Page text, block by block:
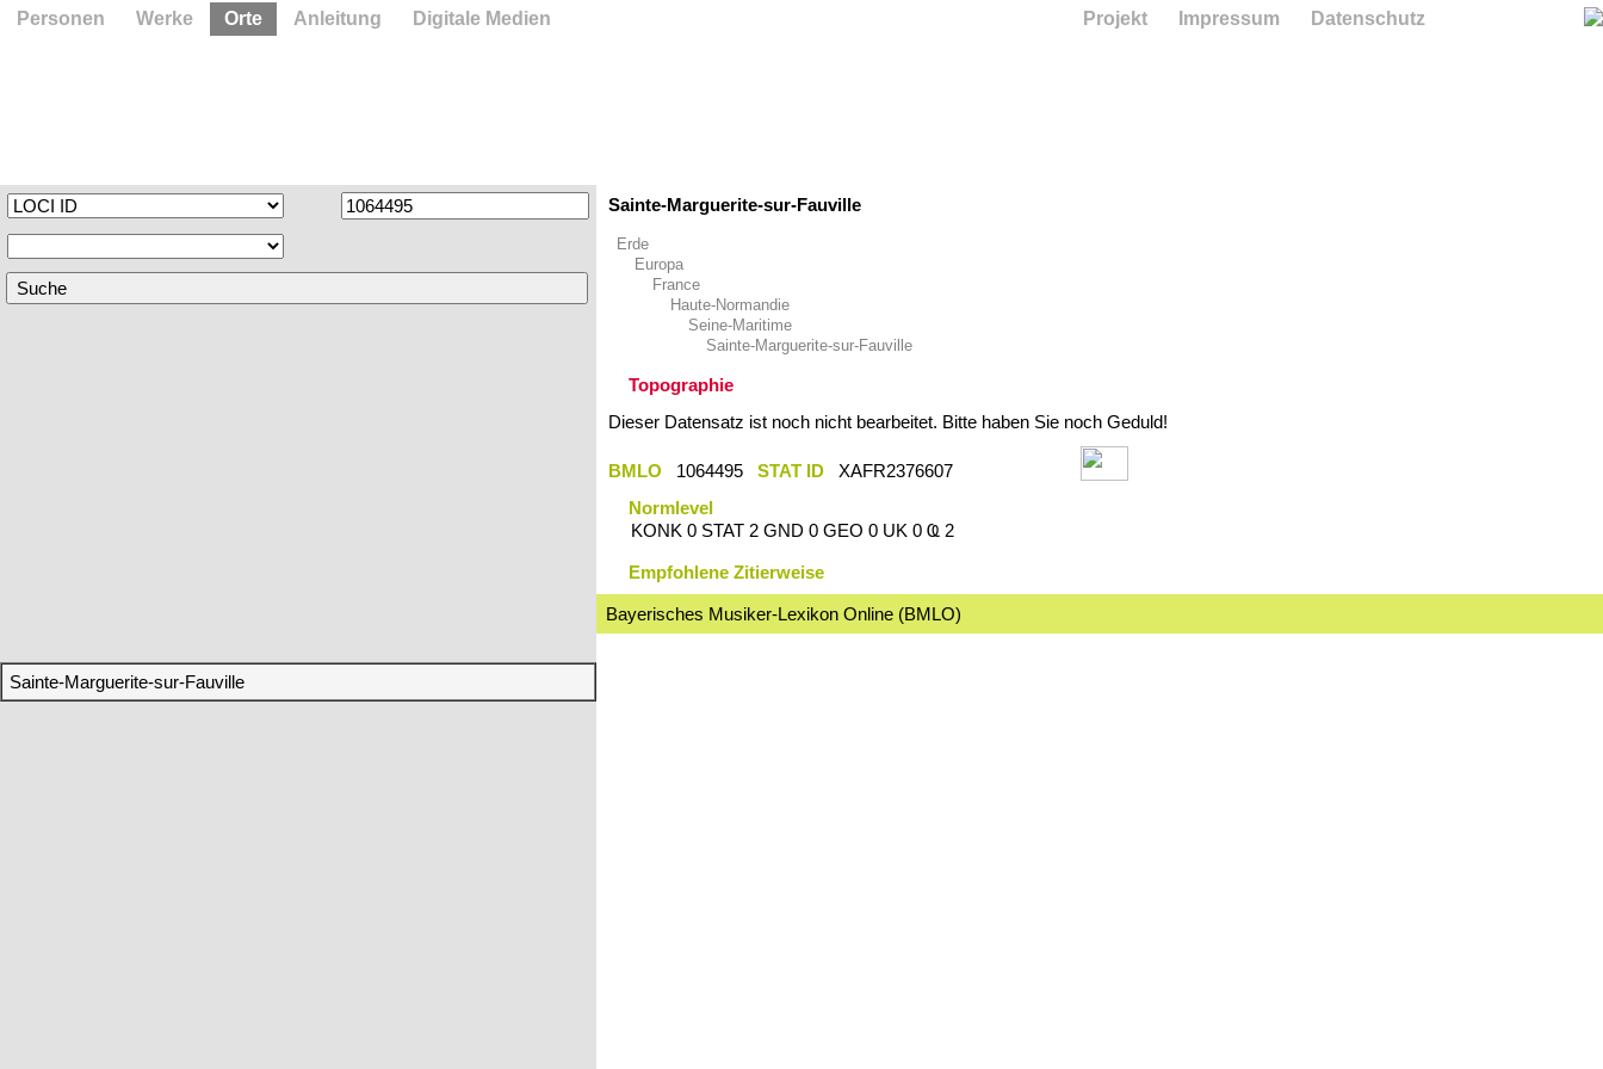
Sainte-Marguerite-sur-Fauville
Sainte-Marguerite-sur-Fauville
Erde
Europa
France
Haute-Normandie
Seine-Maritime
Sainte-Marguerite-sur-Fauville
Topographie
Dieser Datensatz ist noch nicht bearbeitet. Bitte haben Sie noch Geduld!
BMLO 1064495 STAT ID
XAFR2376607
Normlevel
KONK 0 STAT 2 GND 0 GEO 0 UK 0 Ҩ 2
Empfohlene Zitierweise
Bayerisches Musiker-Lexikon Online (BMLO)
Personen Werke Orte Anleitung Digitale Medien Projekt Impressum Datenschutz